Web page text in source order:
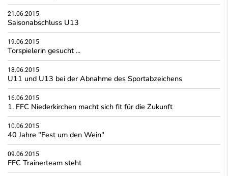
21.06.2015
Saisonabschluss U13
19.06.2015
Torspielerin gesucht ...
18.06.2015
U11 und U13 bei der Abnahme des Sportabzeichens
16.06.2015
1. FFC Niederkirchen macht sich fit für die Zukunft
10.06.2015
40 Jahre "Fest um den Wein"
09.06.2015
FFC Trainerteam steht